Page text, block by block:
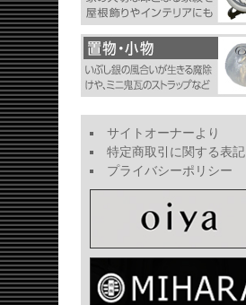
サイトオーナーより
特定商取引に関する表記
プライバシーポリシー